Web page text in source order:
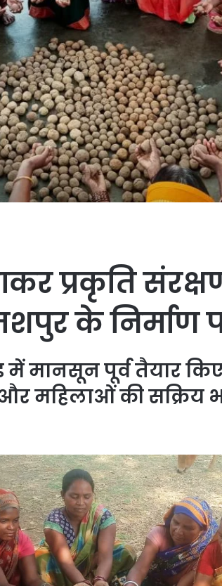
प्रकृति
के निर्माण
मानसून पूर्व तैयार किए
और महिलाओं की सक्रिय